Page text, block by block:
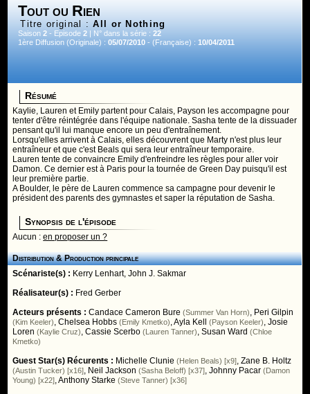
Tout ou Rien
Titre original :All or Nothing
Saison2 - Episode2 | N° dans la série :22
1ère Diffusion (Originale) :05/07/2010 - (Française) :10/04/2011
Résumé
Kaylie, Lauren et Emily partent pour Calais, Payson les accompagne pour
tenter d'être réintégrée dans l'équipe nationale. Sasha tente de la dissuader
pensant qu'il lui manque encore un peu d'entraînement.
Lorsqu'elles arrivent à Calais, elles découvrent que Marty n'est plus leur
entraîneur et que c'est Beals qui sera leur entraîneur temporaire.
Lauren tente de convaincre Emily d'enfreindre les règles pour aller voir
Damon. Ce dernier est à Paris pour la tournée de Green Day puisqu'il est
leur première partie.
A Boulder, le père de Lauren commence sa campagne pour devenir le
président des parents des gymnastes et saper la réputation de Sasha.
Synopsis de l'épisode
Aucun :en proposer un ?
Distribution & Production principale
Scénariste(s) : Kerry Lenhart,John J. Sakmar
Réalisateur(s) : Fred Gerber
Acteurs présents :Candace Cameron Bure (Summer Van Horn), Peri Gilpin
(Kim Keeler),Chelsea Hobbs (Emily Kmetko),Ayla Kell (Payson Keeler),Josie
Loren (Kaylie Cruz),Cassie Scerbo (Lauren Tanner),Susan Ward (Chloe
Kmetko)
Guest Star(s) Récurents : Michelle Clunie (Helen Beals) [x9],Zane B. Holtz
(Austin Tucker) [x16], Neil Jackson (Sasha Beloff) [x37],Johnny Pacar (Damon
Young) [x22],Anthony Starke (Steve Tanner) [x36]